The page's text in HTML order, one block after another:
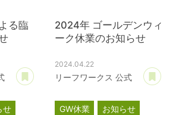
る臨
あとで読む
せ
2024年 ゴールデンウィ
ーク休業のお知らせ
2024.04.22
リーフワークス 公式
GW休業 お知らせ